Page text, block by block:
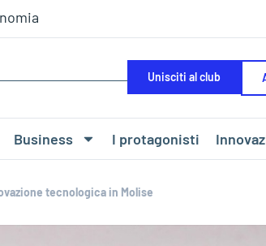
Unisciti al club
Business I protagonisti
tecnologica in Molise